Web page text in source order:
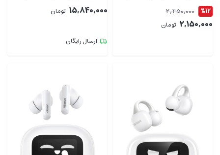
%12
2,450,000
2,150,000 تومان
15,840,000 تومان
ارسال رایگان